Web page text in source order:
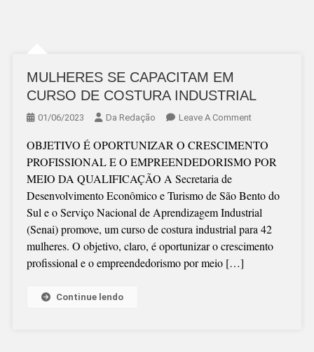
MULHERES SE CAPACITAM EM
CURSO DE COSTURA INDUSTRIAL
01/06/2023 Da Redação Leave A CommentOn
SE
CAPACITAM
CURSO
DE
COSTURA
INDUSTRIAL
OBJETIVO É OPORTUNIZAR O CRESCIMENTO
PROFISSIONAL E O EMPREENDEDORISMO POR
MEIO DA QUALIFICAÇÃO A Secretaria de
Desenvolvimento Econômico e Turismo de São Bento do
Sul e o Serviço Nacional de Aprendizagem Industrial
(Senai) promove, um curso de costura industrial para 42
mulheres. O objetivo, claro, é oportunizar o crescimento
profissional e o empreendedorismo por meio […]
Continue lendo